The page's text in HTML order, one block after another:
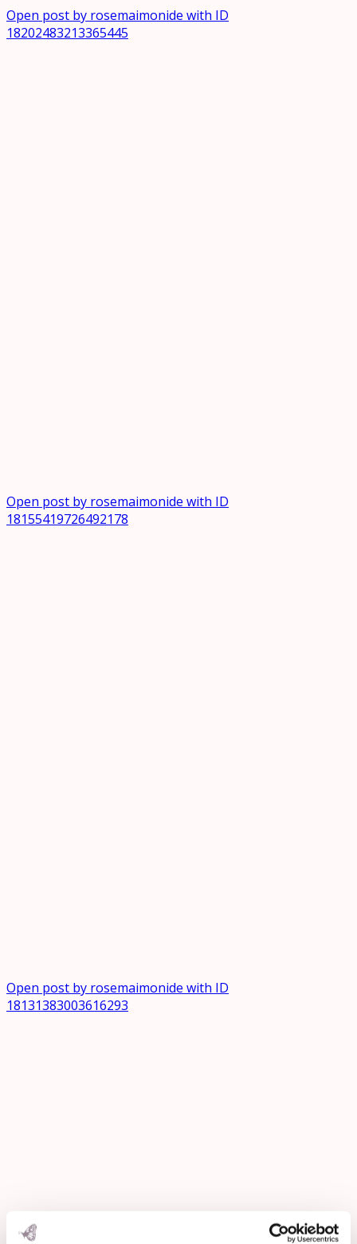
Open post by rosemaimonide with ID
18202483213365445
Open post by rosemaimonide with ID
18155419726492178
Open post by rosemaimonide with ID
18131383003616293